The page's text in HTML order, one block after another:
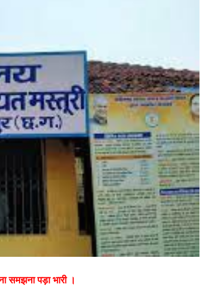
समझना पड़ा भारी ।